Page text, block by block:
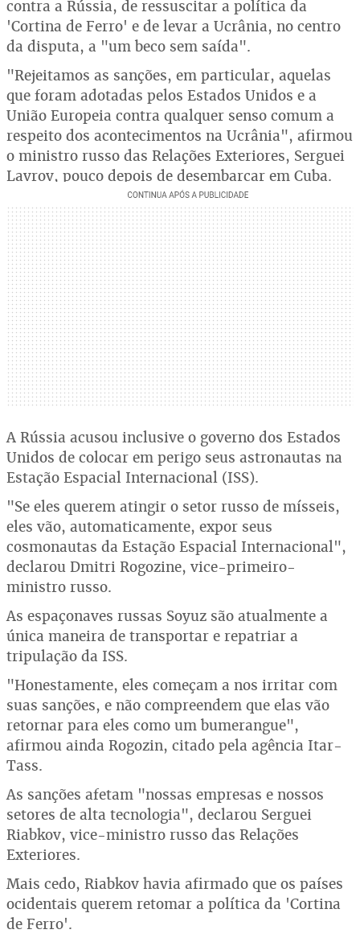
contra a Rússia, de ressuscitar a política da
'Cortina de Ferro' e de levar a Ucrânia, no centro
da disputa, a "um beco sem saída".
"Rejeitamos as sanções, em particular, aquelas
que foram adotadas pelos Estados Unidos e a
União Europeia contra qualquer senso comum a
respeito dos acontecimentos na Ucrânia", afirmou
o ministro russo das Relações Exteriores, Serguei
Lavrov, pouco depois de desembarcar em Cuba.
A Rússia acusou inclusive o governo dos Estados
Unidos de colocar em perigo seus astronautas na
Estação Espacial Internacional (ISS).
"Se eles querem atingir o setor russo de mísseis,
eles vão, automaticamente, expor seus
cosmonautas da Estação Espacial Internacional",
declarou Dmitri Rogozine, vice-primeiro-
ministro russo.
As espaçonaves russas Soyuz são atualmente a
única maneira de transportar e repatriar a
tripulação da ISS.
"Honestamente, eles começam a nos irritar com
suas sanções, e não compreendem que elas vão
retornar para eles como um bumerangue",
afirmou ainda Rogozin, citado pela agência Itar-
Tass.
As sanções afetam "nossas empresas e nossos
setores de alta tecnologia", declarou Serguei
Riabkov, vice-ministro russo das Relações
Exteriores.
Mais cedo, Riabkov havia afirmado que os países
ocidentais querem retomar a política da 'Cortina
de Ferro'.